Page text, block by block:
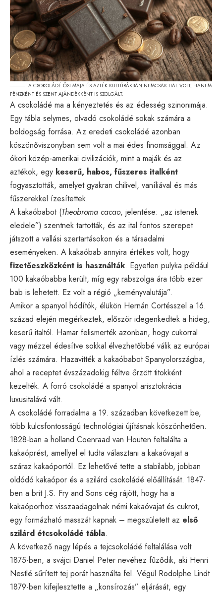
A CSOKOLÁDÉ ŐSI MAJA ÉS AZTÉK KULTÚRÁKBAN NEMCSAK ITAL VOLT, HANEM
PÉNZKÉNT ÉS SZENT AJÁNDÉKKÉNT IS SZOLGÁLT.
A csokoládé ma a kényeztetés és az édesség szinonimája.
Egy tábla selymes, olvadó csokoládé sokak számára a
boldogság forrása. Az eredeti csokoládé azonban
köszönőviszonyban sem volt a mai édes finomsággal. Az
ókori közép-amerikai civilizációk, mint a maják és az
aztékok, egy keserű, habos, fűszeres italként
fogyasztották, amelyet gyakran chilivel, vaníliával és más
fűszerekkel ízesítettek.
A kakaóbabot (Theobroma cacao, jelentése: „az istenek
eledele”) szentnek tartották, és az ital fontos szerepet
játszott a vallási szertartásokon és a társadalmi
eseményeken. A kakaóbab annyira értékes volt, hogy
fizetőeszközként is használták. Egyetlen pulyka például
100 kakaóbabba került, míg egy rabszolga ára több ezer
bab is lehetett. Ez volt a régió „keményvalutája”.
Amikor a spanyol hódítók, élükön Hernán Cortésszel a 16.
század elején megérkeztek, először idegenkedtek a hideg,
keserű italtól. Hamar felismerték azonban, hogy cukorral
vagy mézzel édesítve sokkal élvezhetőbbé válik az európai
ízlés számára. Hazavitték a kakaóbabot Spanyolországba,
ahol a receptet évszázadokig féltve őrzött titokként
kezelték. A forró csokoládé a spanyol arisztokrácia
luxusitalává vált.
A csokoládé forradalma a 19. században következett be,
több kulcsfontosságú technológiai újításnak köszönhetően.
1828-ban a holland Coenraad van Houten feltalálta a
kakaóprést, amellyel el tudta választani a kakaóvajat a
száraz kakaóportól. Ez lehetővé tette a stabilabb, jobban
oldódó kakaópor és a szilárd csokoládé előállítását. 1847-
ben a brit J.S. Fry and Sons cég rájött, hogy ha a
kakaóporhoz visszaadagolnak némi kakaóvajat és cukrot,
egy formázható masszát kapnak – megszületett az első
szilárd étcsokoládé tábla.
A következő nagy lépés a tejcsokoládé feltalálása volt
1875-ben, a svájci Daniel Peter nevéhez fűződik, aki Henri
Nestlé sűrített tej porát használta fel. Végül Rodolphe Lindt
1879-ben kifejlesztette a „konsírozás” eljárását, egy